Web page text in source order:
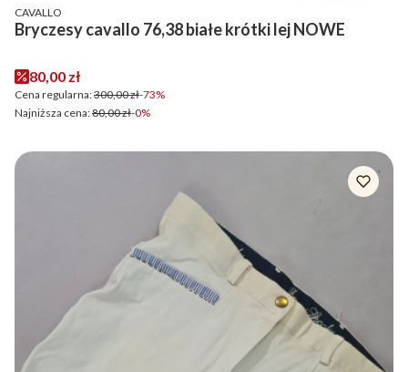
PRODUCENT
CAVALLO
Bryczesy cavallo 76,38 białe krótki lej NOWE
Cena promocyjna
80,00 zł
Cena regularna:300,00 zł-73%
Najniższa cena:80,00 zł-0%